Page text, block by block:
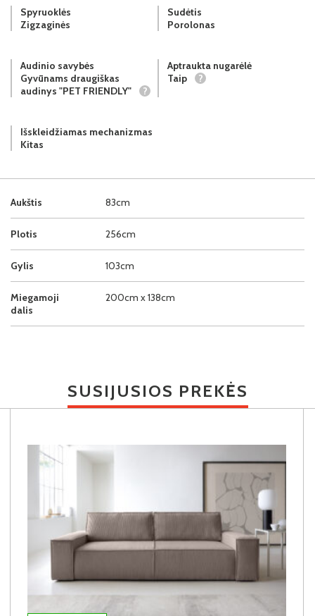
Aukštis 83cm
Plotis 256cm
Gylis 103cm
Miegamoji
dalis
200cm x 138cm
Spyruoklės
Zigzaginės
Sudėtis
Porolonas
Audinio savybės
Gyvūnams draugiškas
audinys "PET FRIENDLY"
?
Aptraukta nugarėlė
Taip
?
Išskleidžiamas mechanizmas
Kitas
SUSIJUSIOS PREKĖS